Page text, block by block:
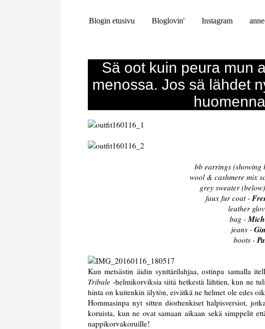
Blogin etusivu Bloglovin' Instagram
Sä oot kuin peura mun
menossa. Jos sä lähdet
bb earrings (showing
wool & cashmere mix
grey sweater
faux fur coat -
leather
bag -
jeans -
boots -
Kun metsästin äidin synttärilahjaa, ostinpa samalla
Tribale -helmikorviksia siitä hetkestä lähtien, kun ne
hinta on kuitenkin älytön, eivätkä ne helmet ole edes
Hommasinpa nyt sitten diorhenkiset halpisversiot,
koruista, kun ne ovat samaan aikaan sekä simppelit
nappikorvakoruille!